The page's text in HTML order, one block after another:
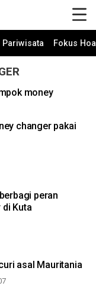
Pariwisata Fokus
money
changer pakai
peran
Kuta
asal Mauritania